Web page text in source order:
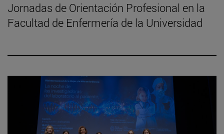
Jornadas de Orientación Profesional en la
Facultad de Enfermería de la Universidad